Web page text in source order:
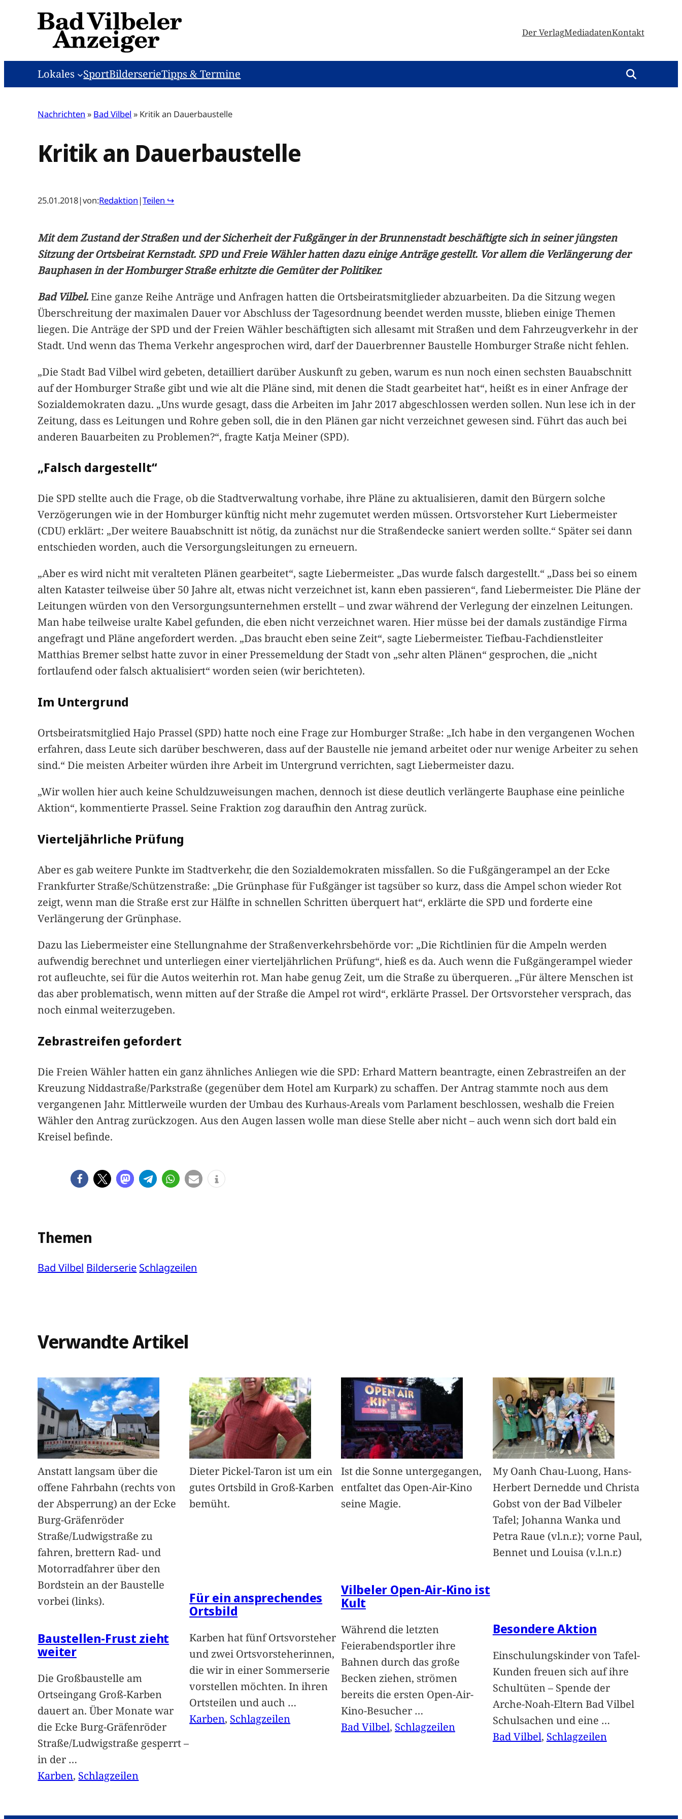
Der VerlagMediadatenKontakt
Lokales SportBilderserieTipps & Termine
Nachrichten » Bad Vilbel » Kritik an Dauerbaustelle
Kritik an Dauerbaustelle
25.01.2018|von:Redaktion |Teilen ↪
Mit dem Zustand der Straßen und der Sicherheit der Fußgänger in der Brunnenstadt beschäftigte sich in seiner jüngsten
Sitzung der Ortsbeirat Kernstadt. SPD und Freie Wähler hatten dazu einige Anträge gestellt. Vor allem die Verlängerung der
Bauphasen in der Homburger Straße erhitzte die Gemüter der Politiker.
Bad Vilbel.Eine ganze Reihe Anträge und Anfragen hatten die Ortsbeiratsmitglieder abzuarbeiten. Da die Sitzung wegen
Überschreitung der maximalen Dauer vor Abschluss der Tagesordnung beendet werden musste, blieben einige Themen
liegen. Die Anträge der SPD und der Freien Wähler beschäftigten sich allesamt mit Straßen und dem Fahrzeugverkehr in der
Stadt. Und wenn das Thema Verkehr angesprochen wird, darf der Dauerbrenner Baustelle Homburger Straße nicht fehlen.
„Die Stadt Bad Vilbel wird gebeten, detailliert darüber Auskunft zu geben, warum es nun noch einen sechsten Bauabschnitt
auf der Homburger Straße gibt und wie alt die Pläne sind, mit denen die Stadt gearbeitet hat“, heißt es in einer Anfrage der
Sozialdemokraten dazu. „Uns wurde gesagt, dass die Arbeiten im Jahr 2017 abgeschlossen werden sollen. Nun lese ich in der
Zeitung, dass es Leitungen und Rohre geben soll, die in den Plänen gar nicht verzeichnet gewesen sind. Führt das auch bei
anderen Bauarbeiten zu Problemen?“, fragte Katja Meiner (SPD).
„Falsch dargestellt“
Die SPD stellte auch die Frage, ob die Stadtverwaltung vorhabe, ihre Pläne zu aktualisieren, damit den Bürgern solche
Verzögerungen wie in der Homburger künftig nicht mehr zugemutet werden müssen. Ortsvorsteher Kurt Liebermeister
(CDU) erklärt: „Der weitere Bauabschnitt ist nötig, da zunächst nur die Straßendecke saniert werden sollte.“ Später sei dann
entschieden worden, auch die Versorgungsleitungen zu erneuern.
„Aber es wird nicht mit veralteten Plänen gearbeitet“, sagte Liebermeister. „Das wurde falsch dargestellt.“ „Dass bei so einem
alten Kataster teilweise über 50 Jahre alt, etwas nicht verzeichnet ist, kann eben passieren“, fand Liebermeister. Die Pläne der
Leitungen würden von den Versorgungsunternehmen erstellt – und zwar während der Verlegung der einzelnen Leitungen.
Man habe teilweise uralte Kabel gefunden, die eben nicht verzeichnet waren. Hier müsse bei der damals zuständige Firma
angefragt und Pläne angefordert werden. „Das braucht eben seine Zeit“, sagte Liebermeister. Tiefbau-Fachdienstleiter
Matthias Bremer selbst hatte zuvor in einer Pressemeldung der Stadt von „sehr alten Plänen“ gesprochen, die „nicht
fortlaufend oder falsch aktualisiert“ worden seien (wir berichteten).
Im Untergrund
Ortsbeiratsmitglied Hajo Prassel (SPD) hatte noch eine Frage zur Homburger Straße: „Ich habe in den vergangenen Wochen
erfahren, dass Leute sich darüber beschweren, dass auf der Baustelle nie jemand arbeitet oder nur wenige Arbeiter zu sehen
sind.“ Die meisten Arbeiter würden ihre Arbeit im Untergrund verrichten, sagt Liebermeister dazu.
„Wir wollen hier auch keine Schuldzuweisungen machen, dennoch ist diese deutlich verlängerte Bauphase eine peinliche
Aktion“, kommentierte Prassel. Seine Fraktion zog daraufhin den Antrag zurück.
Vierteljährliche Prüfung
Aber es gab weitere Punkte im Stadtverkehr, die den Sozialdemokraten missfallen. So die Fußgängerampel an der Ecke
Frankfurter Straße/Schützenstraße: „Die Grünphase für Fußgänger ist tagsüber so kurz, dass die Ampel schon wieder Rot
zeigt, wenn man die Straße erst zur Hälfte in schnellen Schritten überquert hat“, erklärte die SPD und forderte eine
Verlängerung der Grünphase.
Dazu las Liebermeister eine Stellungnahme der Straßenverkehrsbehörde vor: „Die Richtlinien für die Ampeln werden
aufwendig berechnet und unterliegen einer vierteljährlichen Prüfung“, hieß es da. Auch wenn die Fußgängerampel wieder
rot aufleuchte, sei für die Autos weiterhin rot. Man habe genug Zeit, um die Straße zu überqueren. „Für ältere Menschen ist
das aber problematisch, wenn mitten auf der Straße die Ampel rot wird“, erklärte Prassel. Der Ortsvorsteher versprach, das
noch einmal weiterzugeben.
Zebrastreifen gefordert
Die Freien Wähler hatten ein ganz ähnliches Anliegen wie die SPD: Erhard Mattern beantragte, einen Zebrastreifen an der
Kreuzung Niddastraße/Parkstraße (gegenüber dem Hotel am Kurpark) zu schaffen. Der Antrag stammte noch aus dem
vergangenen Jahr. Mittlerweile wurden der Umbau des Kurhaus-Areals vom Parlament beschlossen, weshalb die Freien
Wähler den Antrag zurückzogen. Aus den Augen lassen wolle man diese Stelle aber nicht – auch wenn sich dort bald ein
Kreisel befinde.
Themen
Bad Vilbel Bilderserie Schlagzeilen
Verwandte Artikel
Anstatt langsam über die
offene Fahrbahn (rechts von
der Absperrung) an der Ecke
Burg-Gräfenröder
Straße/Ludwigstraße zu
fahren, brettern Rad- und
Motorradfahrer über den
Bordstein an der Baustelle
vorbei (links).
Baustellen-Frust zieht
weiter
Die Großbaustelle am
Ortseingang Groß-Karben
dauert an. Über Monate war
die Ecke Burg-Gräfenröder
Straße/Ludwigstraße gesperrt –
in der …
Karben, Schlagzeilen
Dieter Pickel-Taron ist um ein
gutes Ortsbild in Groß-Karben
bemüht.
Für ein ansprechendes
Ortsbild
Karben hat fünf Ortsvorsteher
und zwei Ortsvorsteherinnen,
die wir in einer Sommerserie
vorstellen möchten. In ihren
Ortsteilen und auch …
Karben, Schlagzeilen
Ist die Sonne untergegangen,
entfaltet das Open-Air-Kino
seine Magie.
Vilbeler Open-Air-Kino ist
Kult
Während die letzten
Feierabendsportler ihre
Bahnen durch das große
Becken ziehen, strömen
bereits die ersten Open-Air-
Kino-Besucher …
Bad Vilbel, Schlagzeilen
My Oanh Chau-Luong, Hans-
Herbert Dernedde und Christa
Gobst von der Bad Vilbeler
Tafel; Johanna Wanka und
Petra Raue (vl.n.r.); vorne Paul,
Bennet und Louisa (v.l.n.r.)
Besondere Aktion
Einschulungskinder von Tafel-
Kunden freuen sich auf ihre
Schultüten – Spende der
Arche-Noah-Eltern Bad Vilbel
Schulsachen und eine …
Bad Vilbel, Schlagzeilen